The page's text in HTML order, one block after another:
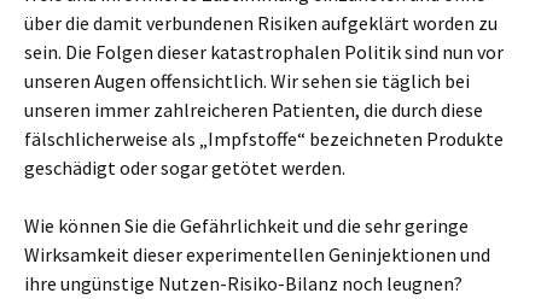
über die damit verbundenen Risiken aufgeklärt worden zu
sein. Die Folgen dieser katastrophalen Politik sind nun vor
unseren Augen offensichtlich. Wir sehen sie täglich bei
unseren immer zahlreicheren Patienten, die durch diese
fälschlicherweise als „Impfstoffe“ bezeichneten Produkte
geschädigt oder sogar getötet werden.
Wie können Sie die Gefährlichkeit und die sehr geringe
Wirksamkeit dieser experimentellen Geninjektionen und
ihre ungünstige Nutzen-Risiko-Bilanz noch leugnen?